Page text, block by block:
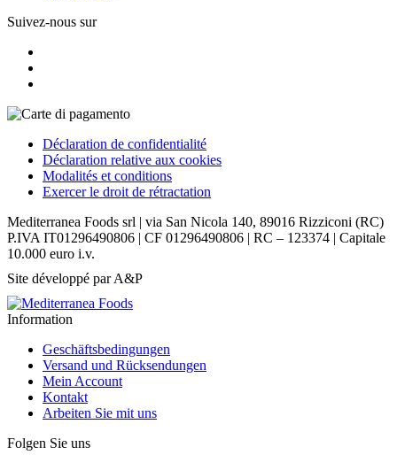
Suivez-nous sur
Déclaration de confidentialité
Déclaration relative aux cookies
Modalités et conditions
Exercer le droit de rétractation
Mediterranea Foods srl | via San Nicola 140, 89016 Rizziconi (RC)
P.IVA IT01296490806 | CF 01296490806 | RC – 123374 | Capitale
10.000 euro i.v.
Site développé par A&P
Information
Geschäftsbedingungen
Versand und Rücksendungen
Mein Account
Kontakt
Arbeiten Sie mit uns
Folgen Sie uns